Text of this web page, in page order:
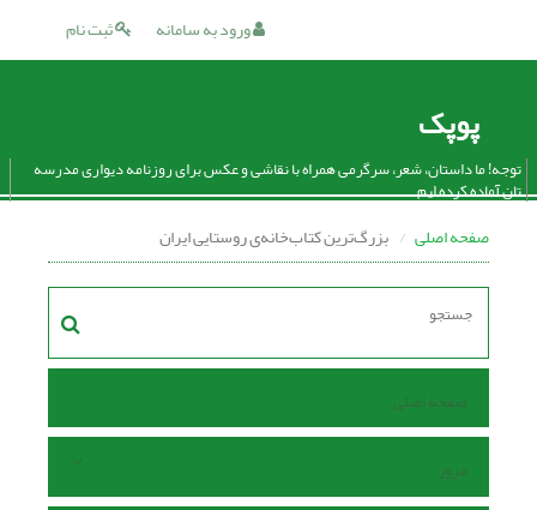
ثبت نام ورود به سامانه
پوپک
توجه! ما داستان، شعر، سرگرمی همراه با نقاشی و عکس برای روزنامه دیواری مدرسه
تان آماده کرده ایم.
صفحه اصلی بزرگ‌ترین کتاب‌خانه‌ی روستایی ایران
صفحه اصلی
مرور